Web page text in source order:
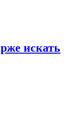
искать